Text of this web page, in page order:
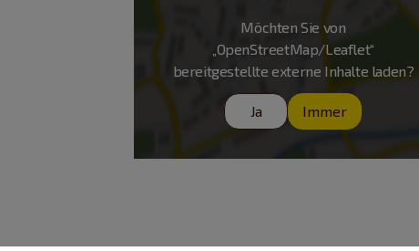
Möchten Sie von
„OpenStreetMap/Leaflet“
bereitgestellte externe Inhalte laden?
Ja Immer